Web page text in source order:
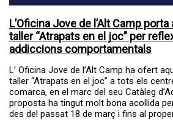
L’Oficina Jove de l’Alt Camp
taller “Atrapats en el joc” per
addiccions comportamentals
L’ Oficina Jove de l’Alt Camp ha ofert
taller “Atrapats en el joc” a tots els
comarca, en el marc del seu Catàleg
proposta ha tingut molt bona acollida
des del passat 18 de març i fins al